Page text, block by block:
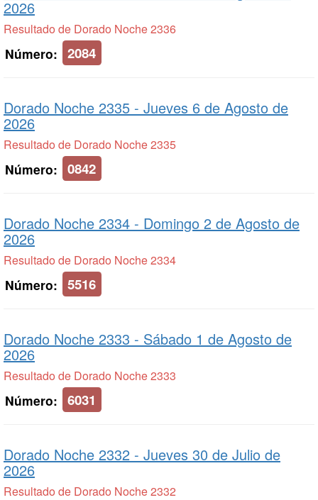
2026
Resultado de Dorado Noche 2336
Número: 2084
Dorado Noche 2335 - Jueves 6 de Agosto de
2026
Resultado de Dorado Noche 2335
Número: 0842
Dorado Noche 2334 - Domingo 2 de Agosto de
2026
Resultado de Dorado Noche 2334
Número: 5516
Dorado Noche 2333 - Sábado 1 de Agosto de
2026
Resultado de Dorado Noche 2333
Número: 6031
Dorado Noche 2332 - Jueves 30 de Julio de
2026
Resultado de Dorado Noche 2332